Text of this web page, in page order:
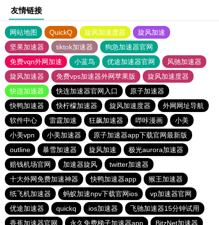
友情链接
网站地图 QuickQ 旋风加速度器
旋风加速
坚果加速器
tiktok加速器
狗急加速器官网
免费vqn外网加速
小蓝鸟 优途加速器官网
风驰加速器
旋风加速器
免费vps加速器外网苹果版
旋风加速度器
快连加速器
快连加速器官网入口
原子加速器
快鸭加速器
快柠檬加速器 旋风加速度器
外网网址导航
软件中心
雷霆加速 狂飙加速器 哔咔漫画
小美
小美vpn
小美加速器
原子加速器app下载官网最新版
outline
暴雪加速器 旋风加速
极光aurora加速器
赔钱机场官网
加速器旋风
twitter加速器
十大外网免费加速神器
快鸭加速器app
猴王加速器
纸飞机加速器
蚂蚁加速npv下载官网ios
vp加速器官网
优途加速器
quickq ios加速器
飞驰加速器15分钟试用
香蕉加速器官网
永久免费梯子加速器app BitzNet加速器